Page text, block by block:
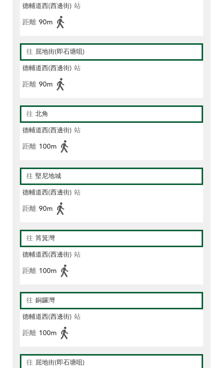
德輔道西(西邊街) 站
距離 90m
往 屈地街(即石塘咀)
德輔道西(西邊街) 站
距離 90m
往 北角
德輔道西(西邊街) 站
距離 100m
往 堅尼地城
德輔道西(西邊街) 站
距離 90m
往 筲箕灣
德輔道西(西邊街) 站
距離 100m
往 銅鑼灣
德輔道西(西邊街) 站
距離 100m
往 屈地街(即石塘咀)